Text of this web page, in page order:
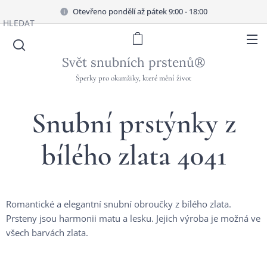
Otevřeno pondělí až pátek 9:00 - 18:00
Svět snubních prstenů®
Šperky pro okamžiky, které mění život
HLEDAT
Snubní prstýnky z
bílého zlata 4041
Romantické a elegantní snubní obroučky z bílého zlata.
Prsteny jsou harmonii matu a lesku. Jejich výroba je možná ve
všech barvách zlata.